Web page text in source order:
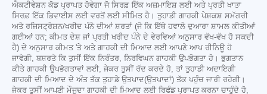
ਐਕਟੀਵੇਸ਼ਨ ਕੋਡ ਪ੍ਰਾਪਤ ਹੋਵੇਗਾ ਜੋ ਸਿਰਫ਼ ਇੱਕ ਅਜ਼ਮਾਇਸ਼ ਲਈ ਅਤੇ ਪ੍ਰਤੀ ਖਾਤਾ
ਸਿਰਫ਼ ਇੱਕ ਡਿਵਾਈਸ ਲਈ ਵਰਤੋਂ ਲਈ ਸੀਮਿਤ ਹੈ। ਤੁਹਾਡੀ ਗਾਹਕੀ ਪੇਸ਼ਕਸ਼ ਸਮੱਗਰੀ
ਅਤੇ ਰਜਿਸਟ੍ਰੇਸ਼ਨ/ਖਰੀਦ ਪੰਨੇ ਦੀਆਂ ਸ਼ਰਤਾਂ (ਜੋ ਕਿ ਇੱਥੇ ਹਵਾਲੇ ਦੁਆਰਾ ਸ਼ਾਮਲ ਕੀਤੀਆਂ
ਗਈਆਂ ਹਨ; ਕੀਮਤ ਦੇਸ਼ ਜਾਂ ਪ੍ਰਤੀ ਖਰੀਦ ਪੰਨੇ ਦੇ ਵੇਰਵਿਆਂ ਅਨੁਸਾਰ ਵੱਖ-ਵੱਖ ਹੋ ਸਕਦੀ
ਹੈ) ਦੇ ਅਨੁਸਾਰ ਕੀਮਤ 'ਤੇ ਅਤੇ ਗਾਹਕੀ ਦੀ ਮਿਆਦ ਲਈ ਆਪਣੇ ਆਪ ਰੀਨਿਊ ਹੋ
ਜਾਵੇਗੀ, ਬਸ਼ਰਤੇ ਕਿ ਤੁਸੀਂ ਇੱਕ ਨਿਰੰਤਰ, ਨਿਰਵਿਘਨ ਗਾਹਕੀ ਉਪਭੋਗਤਾ ਹੋ। ਭੁਗਤਾਨ
ਕੀਤੇ ਗਾਹਕੀ ਉਪਭੋਗਤਾਵਾਂ ਲਈ, ਜੇਕਰ ਤੁਸੀਂ ਰੱਦ ਕਰਦੇ ਹੋ, ਤਾਂ ਤੁਹਾਡੀ ਅਦਾਇਗੀ
ਗਾਹਕੀ ਦੀ ਮਿਆਦ ਦੇ ਅੰਤ ਤੱਕ ਤੁਹਾਡੇ ਉਤਪਾਦ(ਉਤਪਾਦਾਂ) ਤੱਕ ਪਹੁੰਚ ਜਾਰੀ ਰਹੇਗੀ।
ਜੇਕਰ ਤੁਸੀਂ ਆਪਣੀ ਮੌਜੂਦਾ ਗਾਹਕੀ ਦੀ ਮਿਆਦ ਲਈ ਰਿਫੰਡ ਪ੍ਰਾਪਤ ਕਰਨਾ ਚਾਹੁੰਦੇ ਹੋ,